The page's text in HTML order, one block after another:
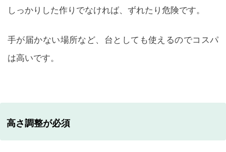
しっかりした作りでなければ、ずれたり危険です。
手が届かない場所など、台としても使えるのでコスパ
は高いです。
高さ調整が必須